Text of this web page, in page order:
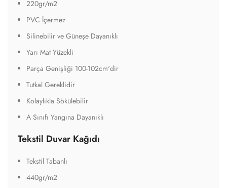
220gr/m2
PVC İçermez
Silinebilir ve Güneşe Dayanıklı
Yarı Mat Yüzekli
Parça Genişliği 100-102cm'dir
Tutkal Gereklidir
Kolaylıkla Sökülebilir
A Sınıfı Yangına Dayanıklı
Tekstil Duvar Kağıdı
Tekstil Tabanlı
440gr/m2